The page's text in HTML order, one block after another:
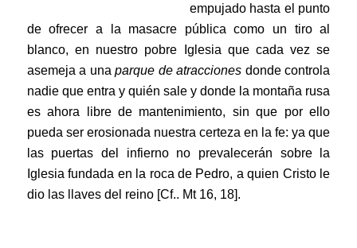
empujado hasta el punto
de ofrecer a la masacre pública como un tiro al
blanco, en nuestro pobre Iglesia que cada vez se
asemeja a unaparque de atracciones donde controla
nadie que entra y quién sale y donde la montaña rusa
es ahora libre de mantenimiento, sin que por ello
pueda ser erosionada nuestra certeza en la fe: ya que
las puertas del infierno no prevalecerán sobre la
Iglesia fundada en la roca de Pedro, a quien Cristo le
dio las llaves del reino [Cf.. Mt 16, 18].